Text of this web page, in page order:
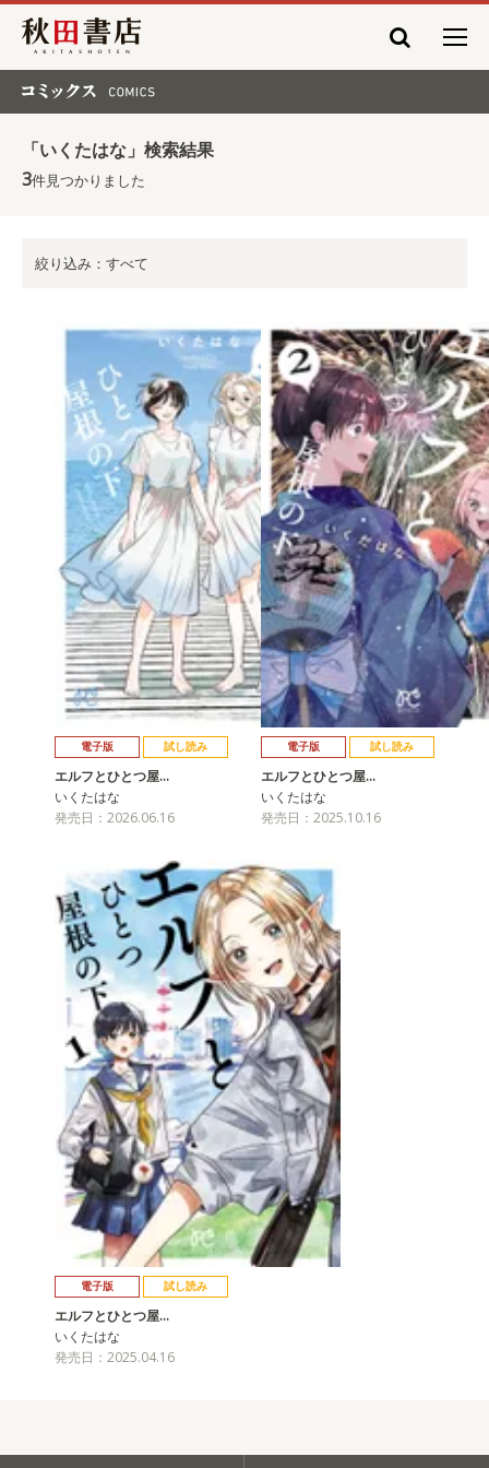
秋田書店
「いくたはな」検索結果
3件見つかりました
絞り込み：すべて
電子版 試し読み
エルフとひとつ屋…
いくたはな
発売日：2026.06.16
電子版 試し読み
エルフとひとつ屋…
いくたはな
発売日：2025.10.16
電子版 試し読み
エルフとひとつ屋…
いくたはな
発売日：2025.04.16